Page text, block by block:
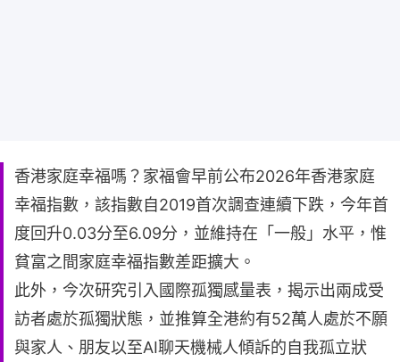
香港家庭幸福嗎？家福會早前公布2026年香港家庭
幸福指數，該指數自2019首次調查連續下跌，今年首
度回升0.03分至6.09分，並維持在「一般」水平，惟
貧富之間家庭幸福指數差距擴大。
此外，今次研究引入國際孤獨感量表，揭示出兩成受
訪者處於孤獨狀態，並推算全港約有52萬人處於不願
與家人、朋友以至AI聊天機械人傾訴的自我孤立狀